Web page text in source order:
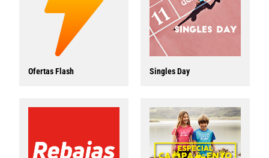
Ofertas Flash Singles Day